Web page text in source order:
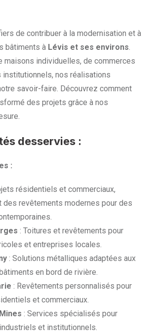
de contribuer à la modernisation et à
bâtiments à Lévis et ses environs.
maisons individuelles, de commerces
institutionnels, nos réalisations
savoir-faire. Découvrez comment
des projets grâce à nos
desservies :
:
résidentiels et commerciaux,
des revêtements modernes pour des
: Toitures et revêtements pour
et entreprises locales.
: Solutions métalliques adaptées aux
en bord de rivière.
: Revêtements personnalisés pour
et commerciaux.
: Services spécialisés pour
et institutionnels.